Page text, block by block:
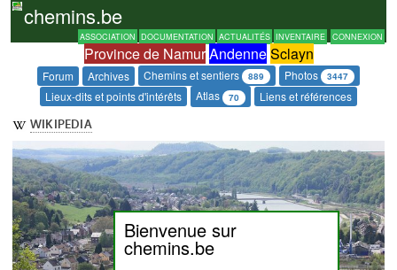
chemins.be
ASSOCIATION DOCUMENTATION ACTUALITÉS INVENTAIRE CONNEXION
Province de NamurAndenneSclayn
Forum Archives Chemins et sentiers 889 Photos 3447
Lieux-dits et points d'intérêts Atlas 70 Liens et références
Bienvenue sur
chemins.be